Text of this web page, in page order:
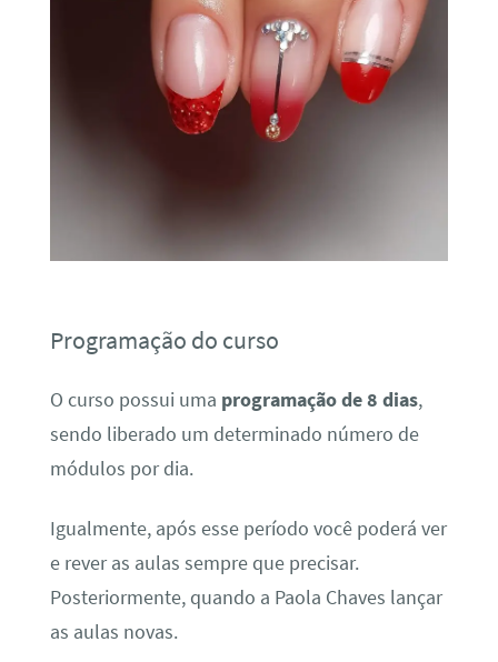
Programação do curso
O curso possui uma programação de 8 dias,
sendo liberado um determinado número de
módulos por dia.
Igualmente, após esse período você poderá ver
e rever as aulas sempre que precisar.
Posteriormente, quando a Paola Chaves lançar
as aulas novas.